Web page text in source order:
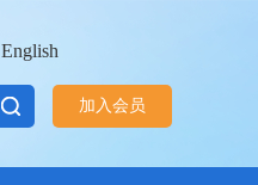
English
加入会员